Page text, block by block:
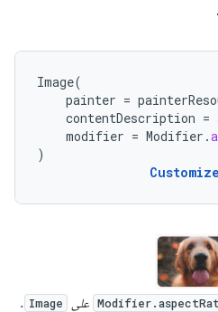
Image(
painter =
contentDescription =
modifier = Modifier .
)
على Image
.